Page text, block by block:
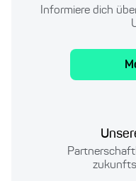
Informiere dich